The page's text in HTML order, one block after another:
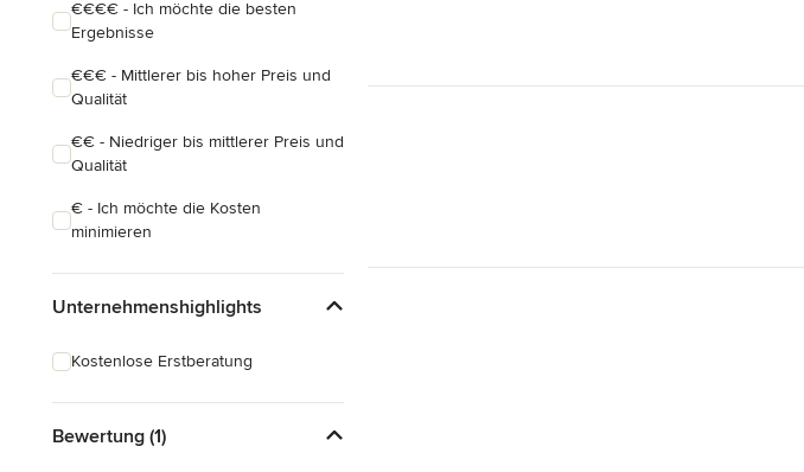
Alle anzeigen
€€€€ - Ich möchte die besten
Ergebnisse
€€€ - Mittlerer bis hoher Preis und
Qualität
€€ - Niedriger bis mittlerer Preis und
Qualität
€ - Ich möchte die Kosten
minimieren
Unternehmenshighlights
Kostenlose Erstberatung
Bewertung (1)